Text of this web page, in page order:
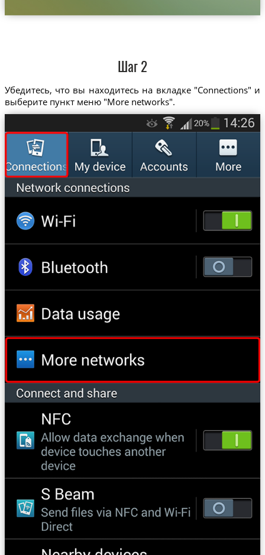
Шаг 2
Убедитесь, что вы находитесь на вкладке "Connections" и
выберите пункт меню "More networks".